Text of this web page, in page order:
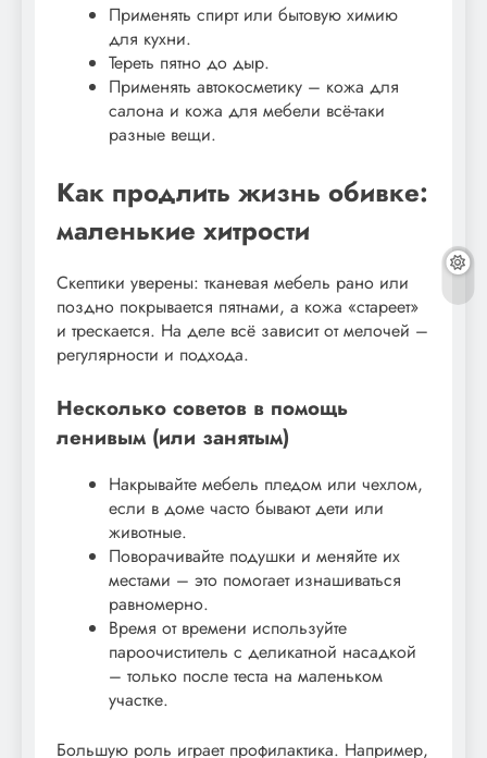
Применять спирт или бытовую химию
для кухни.
Тереть пятно до дыр.
Применять автокосметику – кожа для
салона и кожа для мебели всё-таки
разные вещи.
Как продлить жизнь обивке:
маленькие хитрости
Скептики уверены: тканевая мебель рано или
поздно покрывается пятнами, а кожа «стареет»
и трескается. На деле всё зависит от мелочей –
регулярности и подхода.
Несколько советов в помощь
ленивым (или занятым)
Накрывайте мебель пледом или чехлом,
если в доме часто бывают дети или
животные.
Поворачивайте подушки и меняйте их
местами – это помогает изнашиваться
равномерно.
Время от времени используйте
пароочиститель с деликатной насадкой
– только после теста на маленьком
участке.
Большую роль играет профилактика. Например,